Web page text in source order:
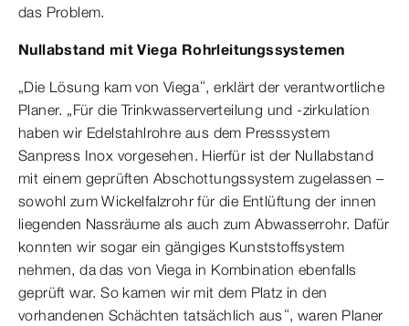
das Problem.
Nullabstand mit Viega Rohrleitungssystemen
„Die Lösung kam von Viega“, erklärt der verantwortliche
Planer. „Für die Trinkwasserverteilung und -zirkulation
haben wir Edelstahlrohre aus dem Presssystem
Sanpress Inox vorgesehen. Hierfür ist der Nullabstand
mit einem geprüften Abschottungssystem zugelassen –
sowohl zum Wickelfalzrohr für die Entlüftung der innen
liegenden Nassräume als auch zum Abwasserrohr. Dafür
konnten wir sogar ein gängiges Kunststoffsystem
nehmen, da das von Viega in Kombination ebenfalls
geprüft war. So kamen wir mit dem Platz in den
vorhandenen Schächten tatsächlich aus“, waren Planer